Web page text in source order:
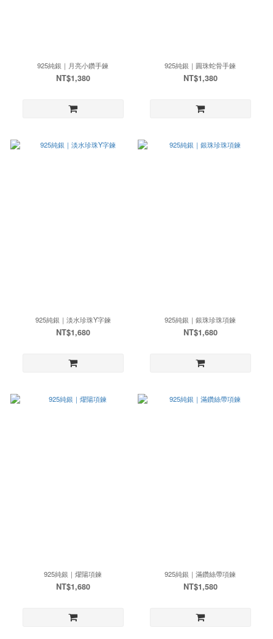
925純銀｜月亮小鑽手鍊
NT$1,380
925純銀｜圓珠蛇骨手鍊
NT$1,380
925純銀｜淡水珍珠Y字鍊
NT$1,680
925純銀｜銀珠珍珠項鍊
NT$1,680
925純銀｜燿陽項鍊
NT$1,680
925純銀｜滿鑽絲帶項鍊
NT$1,580